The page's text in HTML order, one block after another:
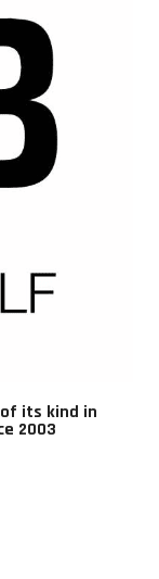
its kind in
2003